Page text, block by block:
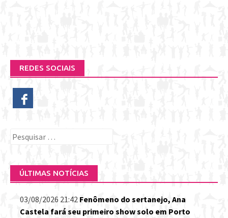
REDES SOCIAIS
Pesquisar
ÚLTIMAS NOTÍCIAS
03/08/2026 21:42 Fenômeno do sertanejo, Ana
Castela fará seu primeiro show solo em Porto